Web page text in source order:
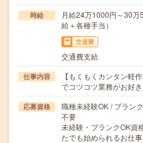
時給
月給24万1000円～30
給＋各種手当）
交通費
交通費支給
仕事内容
【もくもくカンタン軽
でコツコツ業務がお好
応募資格
職種未経験OK / ブラン
不要
未経験・ブランクOK資
たでも始められるお仕